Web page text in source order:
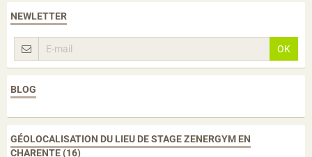
NEWLETTER
OK
BLOG
GÉOLOCALISATION DU LIEU DE STAGE ZENERGYM EN
CHARENTE (16)